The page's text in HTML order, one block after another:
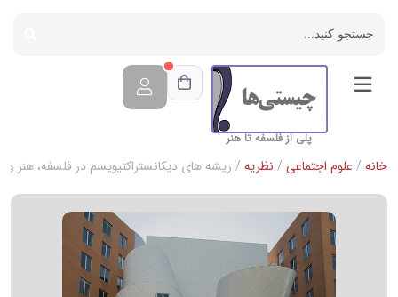
پلی از فلسفه تا هنر
خانه / علوم اجتماعی / نظریه / ریشه های دیکانستراکتیویسم در فلسفه، هنر و